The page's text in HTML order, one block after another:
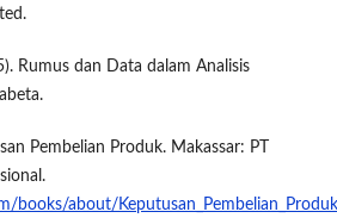
Rumus dan Data dalam Analisis
Pembelian Produk. Makassar: PT
books/about/